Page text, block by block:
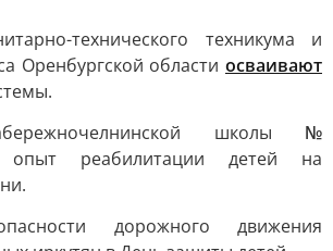
технического техникума и
Оренбургской области осваивают
школы №
опыт реабилитации детей на
дорожного движения